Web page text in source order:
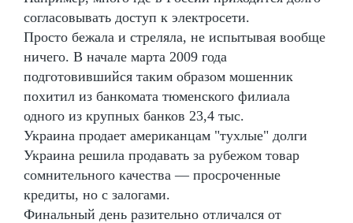
согласовывать доступ к электросети.
Просто бежала и стреляла, не испытывая вообще
ничего. В начале марта 2009 года
подготовившийся таким образом мошенник
похитил из банкомата тюменского филиала
одного из крупных банков 23,4 тыс.
Украина продает американцам "тухлые" долги
Украина решила продавать за рубежом товар
сомнительного качества — просроченные
кредиты, но с залогами.
Финальный день разительно отличался от